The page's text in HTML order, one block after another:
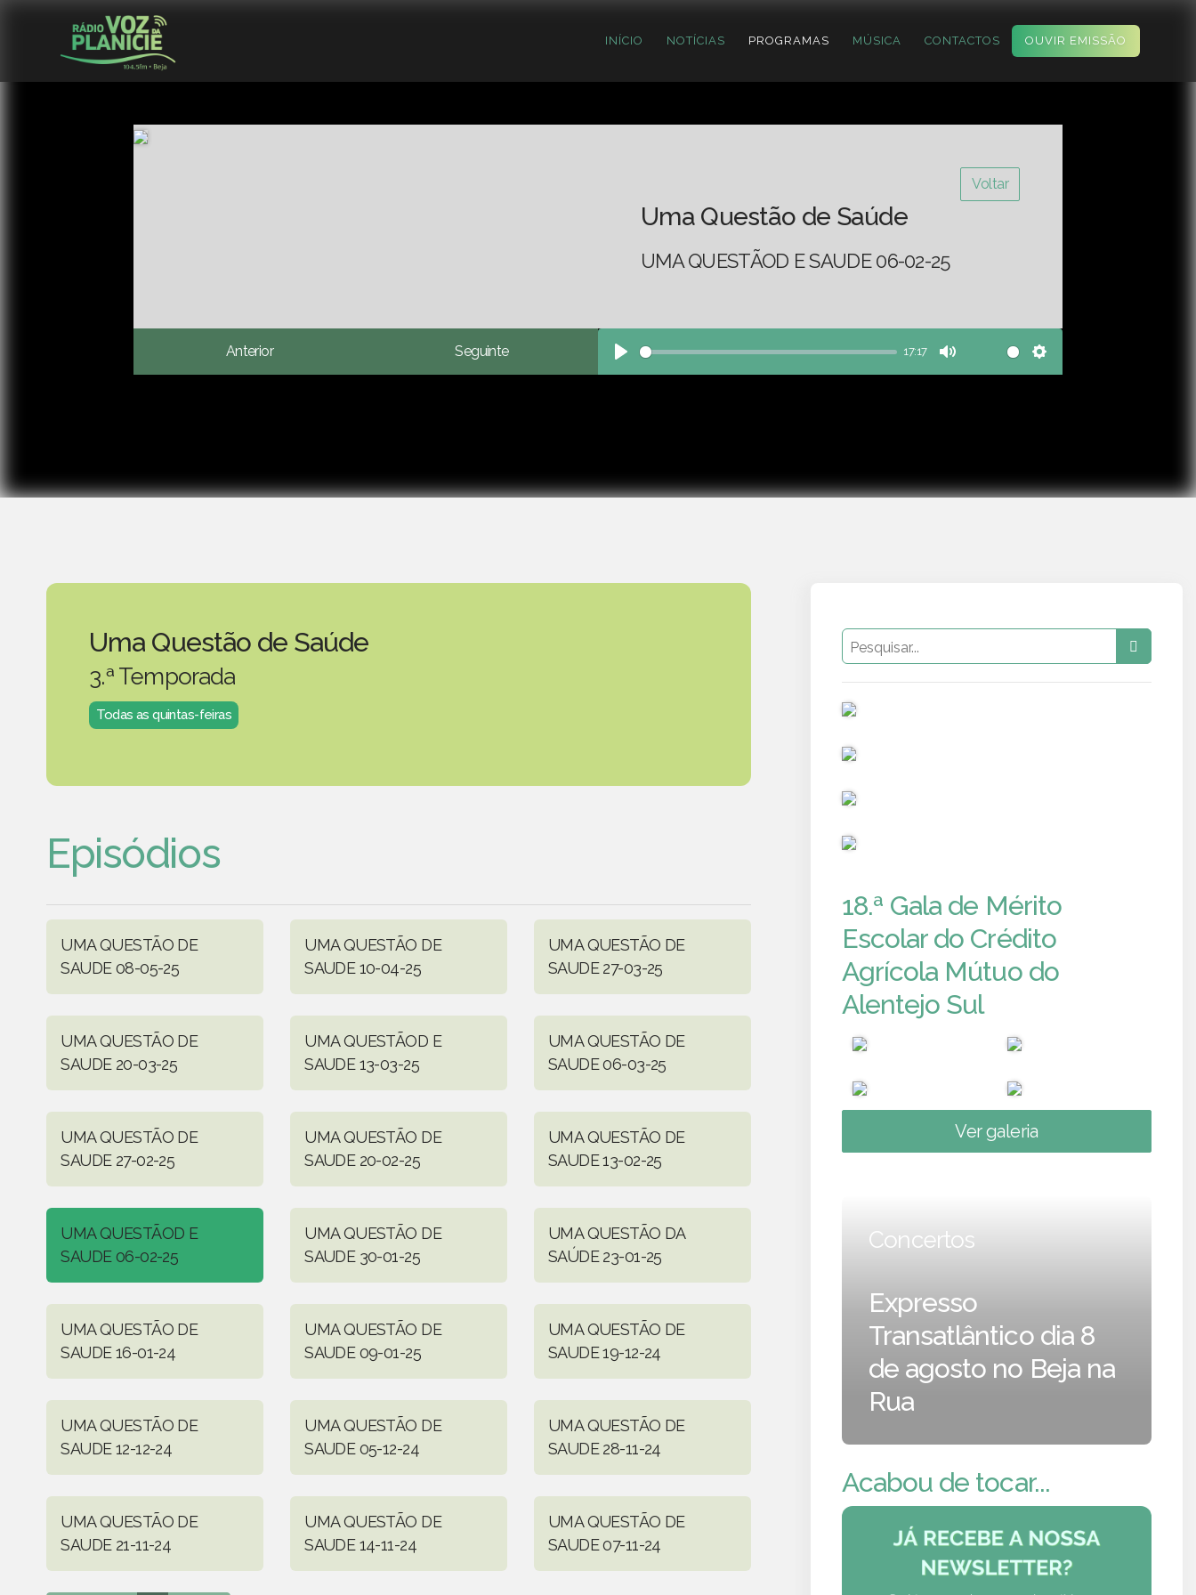
INÍCIO NOTÍCIAS PROGRAMAS MÚSICA CONTACTOS OUVIR EMISSÃO
Voltar
Uma Questão de Saúde
UMA QUESTÃOD E SAUDE 06-02-25
Anterior Seguinte
Play
17:17
Mute Settings
Uma Questão de Saúde
3.ª Temporada
Todas as quintas-feiras
Episódios
UMA QUESTÃO DE
SAUDE 08-05-25
UMA QUESTÃO DE
SAUDE 10-04-25
UMA QUESTÃO DE
SAUDE 27-03-25
UMA QUESTÃO DE
SAUDE 20-03-25
UMA QUESTÃOD E
SAUDE 13-03-25
UMA QUESTÃO DE
SAUDE 06-03-25
UMA QUESTÃO DE
SAUDE 27-02-25
UMA QUESTÃO DE
SAUDE 20-02-25
UMA QUESTÃO DE
SAUDE 13-02-25
UMA QUESTÃOD E
SAUDE 06-02-25
UMA QUESTÃO DE
SAUDE 30-01-25
UMA QUESTÃO DA
SAÚDE 23-01-25
UMA QUESTÃO DE
SAUDE 16-01-24
UMA QUESTÃO DE
SAUDE 09-01-25
UMA QUESTÃO DE
SAUDE 19-12-24
UMA QUESTÃO DE
SAUDE 12-12-24
UMA QUESTÃO DE
SAUDE 05-12-24
UMA QUESTÃO DE
SAUDE 28-11-24
UMA QUESTÃO DE
SAUDE 21-11-24
UMA QUESTÃO DE
SAUDE 14-11-24
UMA QUESTÃO DE
SAUDE 07-11-24
18.ª Gala de Mérito
Escolar do Crédito
Agrícola Mútuo do
Alentejo Sul
Ver galeria
Concertos
Expresso
Transatlântico dia 8
de agosto no Beja na
Rua
Acabou de tocar...